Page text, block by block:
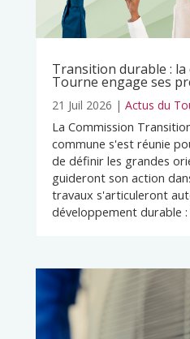
Transition durable : la
Tourne engage ses
21 Juil 2026 | Actus du
La Commission
commune s'est réunie
de définir les grandes
guideront son action
travaux s'articuleront
développement durable :